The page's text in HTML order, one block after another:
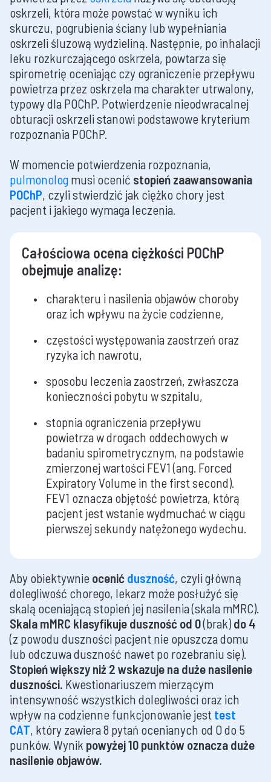
oskrzeli, która może powstać w wyniku ich
skurczu, pogrubienia ściany lub wypełniania
oskrzeli śluzową wydzieliną. Następnie, po inhalacji
leku rozkurczającego oskrzela, powtarza się
spirometrię oceniając czy ograniczenie przepływu
powietrza przez oskrzela ma charakter utrwalony,
typowy dla POChP. Potwierdzenie nieodwracalnej
obturacji oskrzeli stanowi podstawowe kryterium
rozpoznania POChP.
W momencie potwierdzenia rozpoznania,
pulmonolog musi ocenić stopień zaawansowania
POChP, czyli stwierdzić jak ciężko chory jest
pacjent i jakiego wymaga leczenia.
Całościowa ocena ciężkości POChP
obejmuje analizę:
charakteru i nasilenia objawów choroby
oraz ich wpływu na życie codzienne,
częstości występowania zaostrzeń oraz
ryzyka ich nawrotu,
sposobu leczenia zaostrzeń, zwłaszcza
konieczności pobytu w szpitalu,
stopnia ograniczenia przepływu
powietrza w drogach oddechowych w
badaniu spirometrycznym, na podstawie
zmierzonej wartości FEV1 (ang. Forced
Expiratory Volume in the first second).
FEV1 oznacza objętość powietrza, którą
pacjent jest wstanie wydmuchać w ciągu
pierwszej sekundy natężonego wydechu.
Aby obiektywnie ocenić duszność, czyli główną
dolegliwość chorego, lekarz może posłużyć się
skalą oceniającą stopień jej nasilenia (skala mMRC).
Skala mMRC klasyfikuje duszność od 0(brak)do 4
(z powodu duszności pacjent nie opuszcza domu
lub odczuwa duszność nawet po rozebraniu się).
Stopień większy niż 2 wskazuje na duże nasilenie
duszności. Kwestionariuszem mierzącym
intensywność wszystkich dolegliwości oraz ich
wpływ na codzienne funkcjonowanie jest test
CAT, który zawiera 8 pytań ocenianych od 0 do 5
punków. Wynik powyżej 10 punktów oznacza duże
nasilenie objawów.